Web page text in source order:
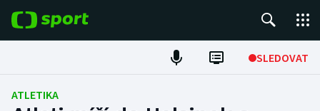
SLEDOVAT
Fotbal
ATLETIKA